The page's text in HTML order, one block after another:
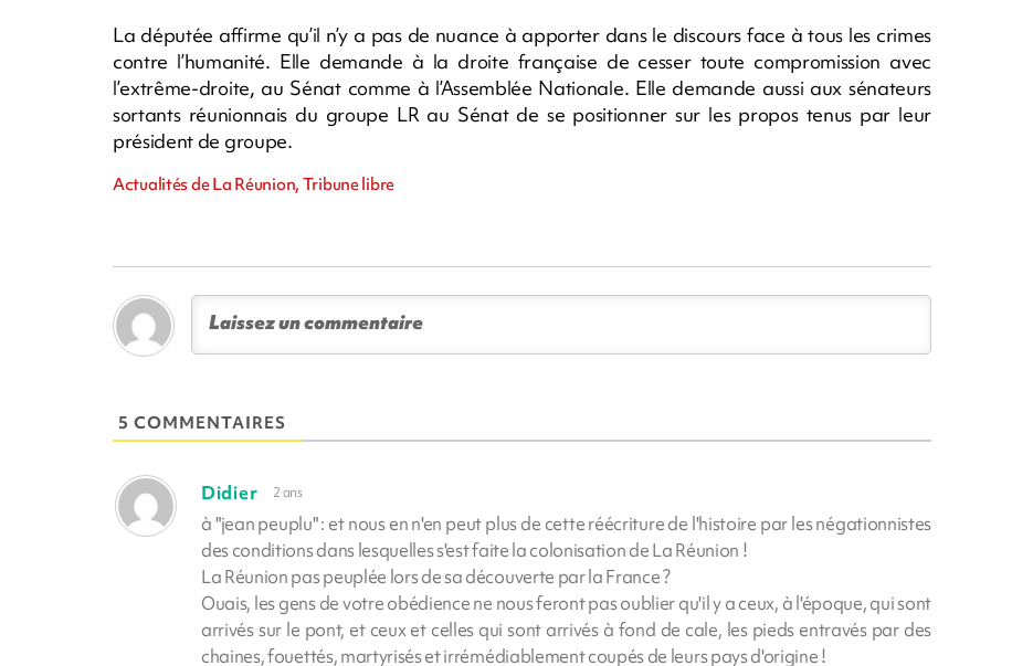
La députée affirme qu’il n’y a pas de nuance à apporter dans le discours face à tous les crimes
contre l’humanité. Elle demande à la droite française de cesser toute compromission avec
l’extrême-droite, au Sénat comme à l’Assemblée Nationale. Elle demande aussi aux sénateurs
sortants réunionnais du groupe LR au Sénat de se positionner sur les propos tenus par leur
président de groupe.
Actualités de La Réunion, Tribune libre
5 COMMENTAIRES
Didier 2 ans
à "jean peuplu" : et nous en n'en peut plus de cette réécriture de l'histoire par les négationnistes
des conditions dans lesquelles s'est faite la colonisation de La Réunion !
La Réunion pas peuplée lors de sa découverte par la France ?
Ouais, les gens de votre obédience ne nous feront pas oublier qu'il y a ceux, à l'époque, qui sont
arrivés sur le pont, et ceux et celles qui sont arrivés à fond de cale, les pieds entravés par des
chaines, fouettés, martyrisés et irrémédiablement coupés de leurs pays d'origine !